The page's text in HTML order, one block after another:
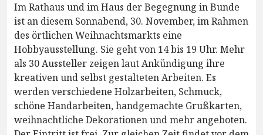
Im Rathaus und im Haus der Begegnung in Bunde
ist an diesem Sonnabend, 30. November, im Rahmen
des örtlichen Weihnachtsmarkts eine
Hobbyausstellung. Sie geht von 14 bis 19 Uhr. Mehr
als 30 Aussteller zeigen laut Ankündigung ihre
kreativen und selbst gestalteten Arbeiten. Es
werden verschiedene Holzarbeiten, Schmuck,
schöne Handarbeiten, handgemachte Grußkarten,
weihnachtliche Dekorationen und mehr angeboten.